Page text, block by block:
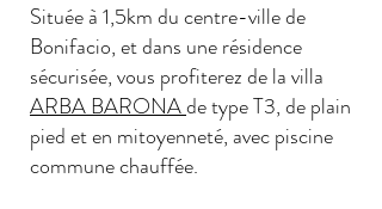
Située à 1,5km du centre-ville de
Bonifacio, et dans une résidence
sécurisée, vous profiterez de la villa
ARBA BARONAde type T3, de plain
pied et en mitoyenneté, avec piscine
commune chauffée.